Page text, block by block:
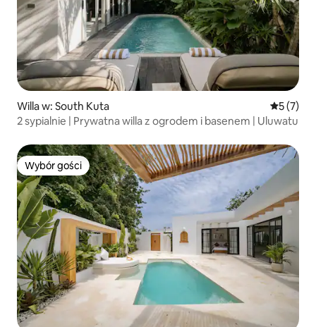
Willa w: South Kuta Średnia
5 (7)
2 sypialnie | Prywatna willa z ogrodem i basenem | Uluwatu
Wybór gości
Wybór gości